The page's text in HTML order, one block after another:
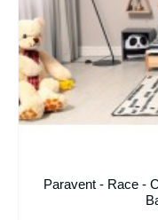
Paravent - Race -